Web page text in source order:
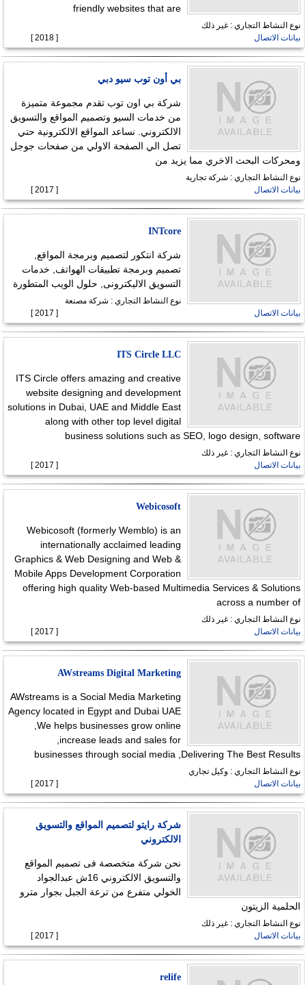
friendly websites that are
نوع النشاط التجاري : غير ذلك
بيانات الاتصال
[ 2018 ]
بي أون توب سيو دبي
شركة بي اون توب تقدم مجموعة متميزة
من خدمات السيو وتصميم المواقع والتسويق
الالكتروني. نساعد المواقع الالكترونية حتي
تصل الي الصفحة الاولي من صفحات جوجل
ومحركات البحث الاخري مما يزيد من
نوع النشاط التجاري : شركة تجارية
بيانات الاتصال
[ 2017 ]
INTcore
شركة انتكور لتصميم وبرمجة المواقع,
تصميم وبرمجة تطبيقات الهواتف, خدمات
التسويق الاليكترونى, حلول الويب المتطورة
نوع النشاط التجاري : شركة مصنعة
بيانات الاتصال
[ 2017 ]
ITS Circle LLC
ITS Circle offers amazing and creative
website designing and development
solutions in Dubai, UAE and Middle East
along with other top level digital
business solutions such as SEO, logo design, software
نوع النشاط التجاري : غير ذلك
بيانات الاتصال
[ 2017 ]
Webicosoft
Webicosoft (formerly Wemblo) is an
internationally acclaimed leading
Graphics & Web Designing and Web &
Mobile Apps Development Corporation
offering high quality Web-based Multimedia Services & Solutions
across a number of
نوع النشاط التجاري : غير ذلك
بيانات الاتصال
[ 2017 ]
AWstreams Digital Marketing
AWstreams is a Social Media Marketing
Agency located in Egypt and Dubai UAE
,We helps businesses grow online
,increase leads and sales for
businesses through social media ,Delivering The Best Results
نوع النشاط التجاري : وكيل تجاري
بيانات الاتصال
[ 2017 ]
شركة رايتو لتصميم المواقع والتسويق
الالكتروني
نحن شركة متخصصة فى تصميم المواقع
والتسويق الالكتروني 16ش عبدالجواد
الخولي متفرع من ترعة الجبل بجوار مترو
الحلمية الزيتون
نوع النشاط التجاري : غير ذلك
بيانات الاتصال
[ 2017 ]
relife